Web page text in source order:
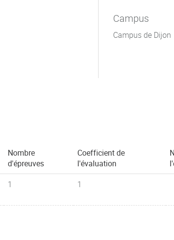
Campus
Campus de Dijon
Nombre
d'épreuves
Coefficient de
l'évaluation
1 1